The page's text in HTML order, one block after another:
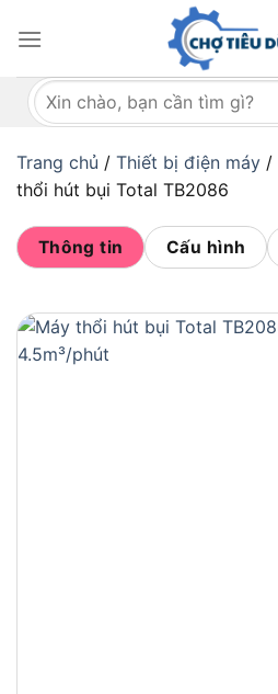
qua
dungTìm
kiếm:
Trang chủ / Thiết bị điện máy /
thổi hút bụi Total TB2086
Thông tin Cấu hình